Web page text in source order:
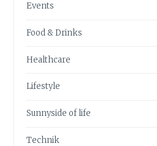
Events
Food & Drinks
Healthcare
Lifestyle
Sunnyside of life
Technik